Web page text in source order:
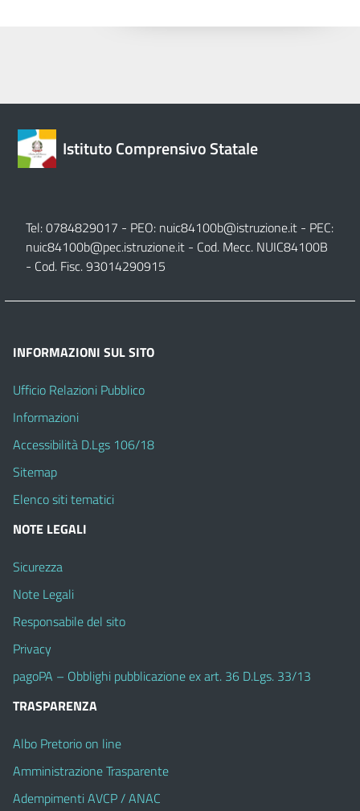
Istituto Comprensivo Statale
Tel: 0784829017 - PEO: nuic84100b@istruzione.it - PEC:
nuic84100b@pec.istruzione.it - Cod. Mecc. NUIC84100B
- Cod. Fisc. 93014290915
INFORMAZIONI SUL SITO
Ufficio Relazioni Pubblico
Informazioni
Accessibilità D.Lgs 106/18
Sitemap
Elenco siti tematici
NOTE LEGALI
Sicurezza
Note Legali
Responsabile del sito
Privacy
pagoPA – Obblighi pubblicazione ex art. 36 D.Lgs. 33/13
TRASPARENZA
Albo Pretorio on line
Amministrazione Trasparente
Adempimenti AVCP / ANAC